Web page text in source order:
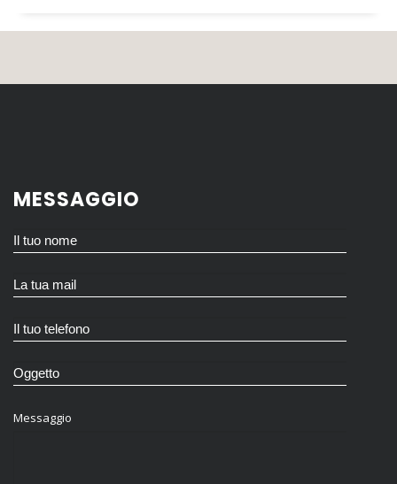
MESSAGGIO
Messaggio